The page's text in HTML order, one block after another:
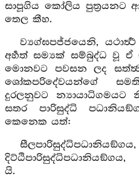
සාපූගිය කෝලිය පුත්‍රයනට
තෙල කීහ.
ව්‍යග්ඝපජ්ජයෙනි,
අර්‍හත් සම්‍යක් සම්බුද්ධ වූ
මොනවට පවසන ලද
ශෝකපරිදේවයන්ගේ
දුරලනුවට න්‍යායාධිගමයට
සතර පාරිසුද්ධි
කෙනෙක යත්:
යි.